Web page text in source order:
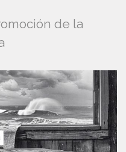
de la